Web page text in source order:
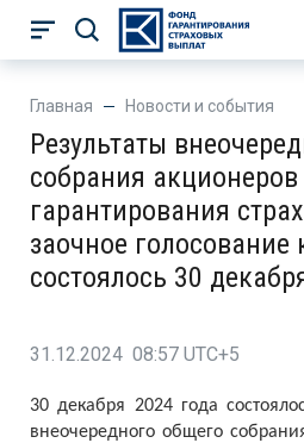
Главная Новости и события
Результаты
собрания
гарантирования
заочное голосование
состоялось 30
31.12.2024 08:57 UTC+5
30 декабря 2024 года
внеочередного общего